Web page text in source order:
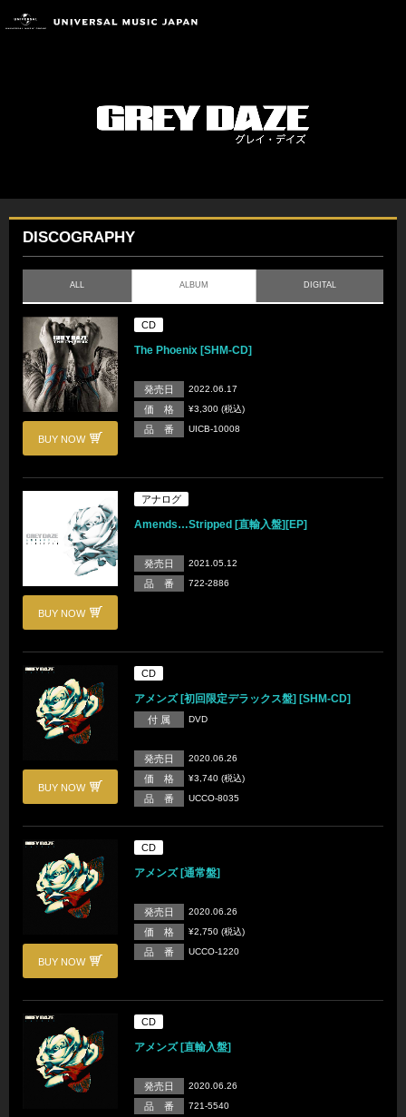
DISCOGRAPHY
ALL ALBUM DIGITAL
BUY NOW
CD
The Phoenix [SHM-CD]
発売日 2022.06.17
価 格 ¥3,300 (税込)
品 番 UICB-10008
BUY NOW
アナログ
Amends…Stripped [直輸入盤][EP]
発売日 2021.05.12
品 番 722-2886
BUY NOW
CD
アメンズ [初回限定デラックス盤] [SHM-CD]
付 属 DVD
発売日 2020.06.26
価 格 ¥3,740 (税込)
品 番 UCCO-8035
BUY NOW
CD
アメンズ [通常盤]
発売日 2020.06.26
価 格 ¥2,750 (税込)
品 番 UCCO-1220
CD
アメンズ [直輸入盤]
発売日 2020.06.26
品 番 721-5540